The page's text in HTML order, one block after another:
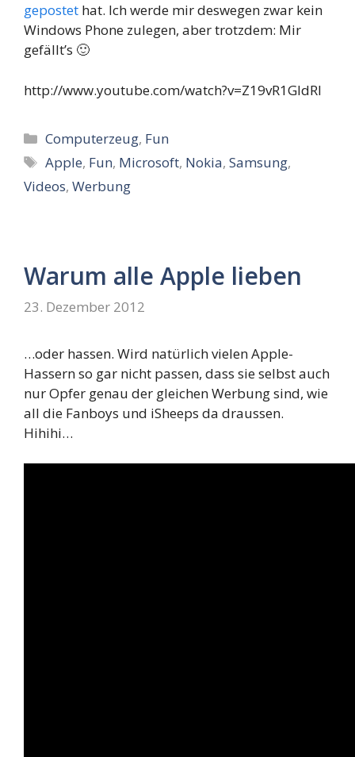
gepostet hat. Ich werde mir deswegen zwar kein
Windows Phone zulegen, aber trotzdem: Mir
gefällt’s 🙂
http://www.youtube.com/watch?v=Z19vR1GldRI
Kategorien
Computerzeug, Fun
Schlagwörter
Apple, Fun, Microsoft, Nokia,Samsung,
Videos, Werbung
Warum alle Apple lieben
23. Dezember 2012
…oder hassen. Wird natürlich vielen Apple-
Hassern so gar nicht passen, dass sie selbst auch
nur Opfer genau der gleichen Werbung sind, wie
all die Fanboys und iSheeps da draussen.
Hihihi…